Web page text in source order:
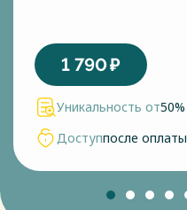
1 790₽
Уникальность от50%
Доступпосле оплаты